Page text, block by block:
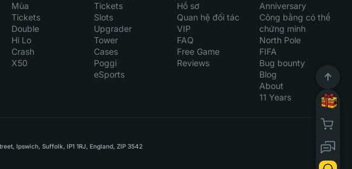
Mùa
Tickets
Double
Hi Lo
Crash
X50
Tickets
Slots
Upgrader
Tower
Cases
Poggi
eSports
Hồ sơ
Quan hệ đối tác
VIP
FAQ
Free Game
Reviews
Anniversary
Công bằng có thể
chứng minh
North Pole
FIFA
Bug bounty
Blog
About
11 Years
Ipswich, Suffolk, IP1 1RJ, England, ZIP 3542